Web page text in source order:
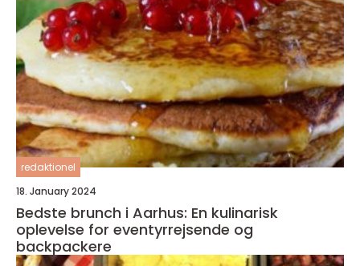
redaktionel
18. January 2024
Bedste brunch i Aarhus: En kulinarisk
oplevelse for eventyrrejsende og
backpackere